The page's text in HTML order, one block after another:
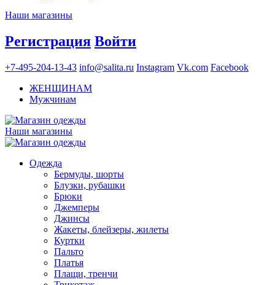
Наши магазины
Регистрация Войти
+7-495-204-13-43 info@salita.ru Instagram Vk.com Facebook
ЖЕНЩИНАМ
Мужчинам
Наши магазины
Одежда
Бермуды, шорты
Блузки, рубашки
Брюки
Джемперы
Джинсы
Жакеты, блейзеры, жилеты
Куртки
Пальто
Платья
Плащи, тренчи